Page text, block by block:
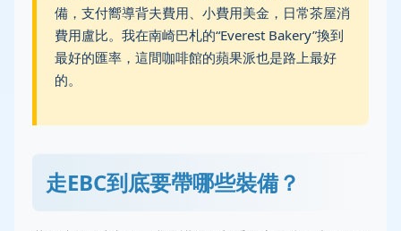
備，支付嚮導背夫費用、小費用美金，日常茶屋消
費用盧比。我在南崎巴札的“Everest Bakery”換到
最好的匯率，這間咖啡館的蘋果派也是路上最好
的。
走EBC到底要帶哪些裝備？